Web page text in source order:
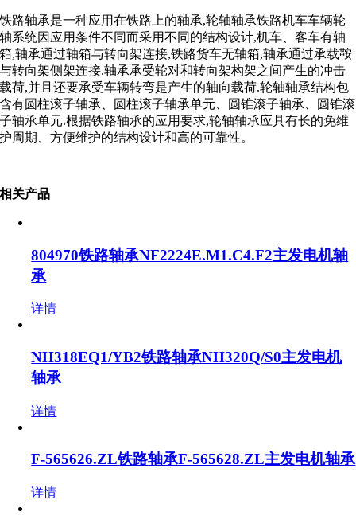
铁路轴承是一种应用在铁路上的轴承,轮轴轴承铁路机车车辆轮
轴系统因应用条件不同而采用不同的结构设计,机车、客车有轴
箱,轴承通过轴箱与转向架连接,铁路货车无轴箱,轴承通过承载鞍
与转向架侧架连接.轴承承受轮对和转向架构架之间产生的冲击
载荷,并且还要承受车辆转弯是产生的轴向载荷.轮轴轴承结构包
含有圆柱滚子轴承、圆柱滚子轴承单元、圆锥滚子轴承、圆锥滚
子轴承单元.根据铁路轴承的应用要求,轮轴轴承应具有长的免维
护周期、方便维护的结构设计和高的可靠性。
相关产品
804970铁路轴承NF2224E.M1.C4.F2主发电机轴
承
详情
NH318EQ1/YB2铁路轴承NH320Q/S0主发电机
轴承
详情
F-565626.ZL铁路轴承F-565628.ZL主发电机轴承
详情